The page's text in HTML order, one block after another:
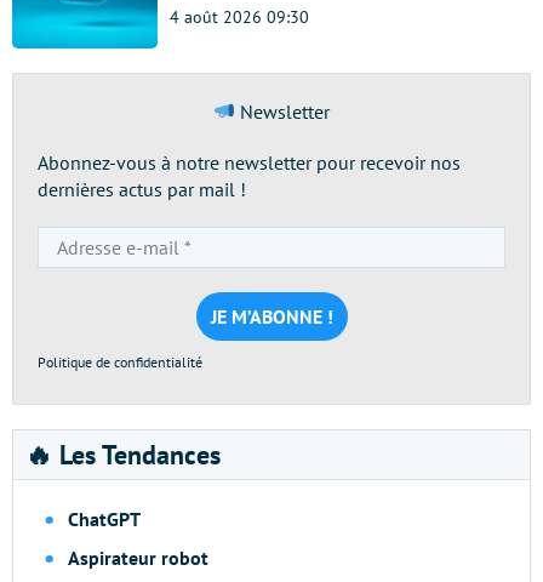
4 août 2026 09:30
Newsletter
Abonnez-vous à notre newsletter pour recevoir nos
dernières actus par mail !
e-
mail
*
Politique de confidentialité
🔥 Les Tendances
ChatGPT
Aspirateur robot